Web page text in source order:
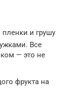
и грушу
Все
— это не
фрукта на